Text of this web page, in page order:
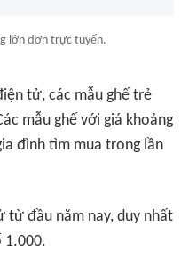
lớn đơn trực tuyến.
tử, các mẫu ghế trẻ
mẫu ghế với giá khoảng
đình tìm mua trong lần
từ đầu năm nay, duy nhất
1.000.